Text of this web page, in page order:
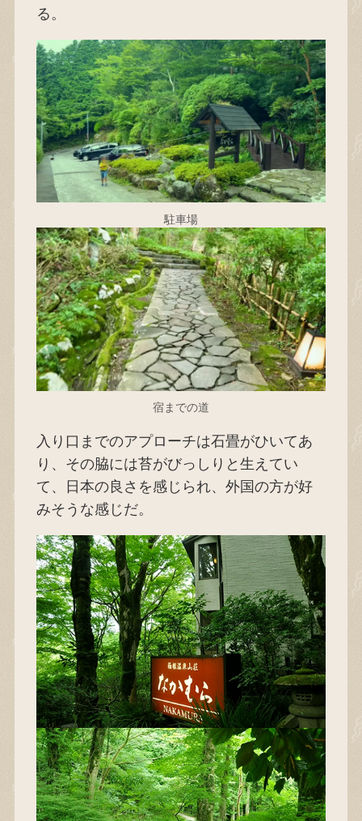
る。
駐車場
宿までの道
入り口までのアプローチは石畳がひいてあ
り、その脇には苔がびっしりと生えてい
て、日本の良さを感じられ、外国の方が好
みそうな感じだ。